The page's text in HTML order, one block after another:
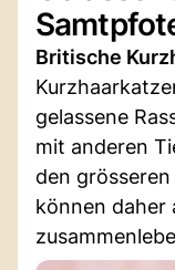
Britische
gelassene
mit anderen
den
können daher